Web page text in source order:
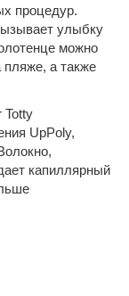
процедур.
улыбку
можно
пляже, а также
Totty
UpPoly,
капиллярный